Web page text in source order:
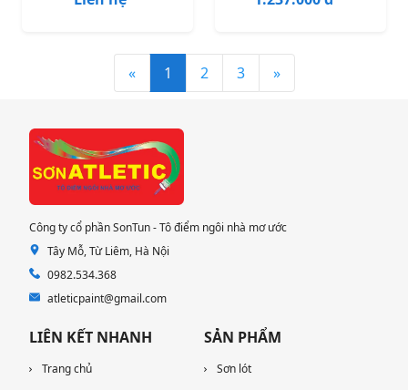
« 1 2 3 »
Công ty cổ phần SonTun - Tô điểm ngôi nhà mơ ước
Tây Mỗ, Từ Liêm, Hà Nội
0982.534.368
atleticpaint@gmail.com
LIÊN KẾT NHANH
Trang chủ
SẢN PHẨM
Sơn lót